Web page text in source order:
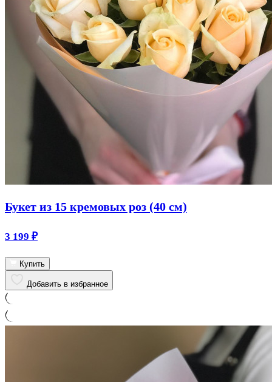
Букет из 15 кремовых роз (40 см)
3 199 ₽
Купить
Добавить в избранное